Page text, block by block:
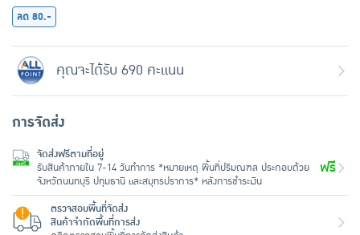
ลด 80.-
คุณจะได้รับ 690 คะแนน
การจัดส่ง
จัดส่งฟรีตามที่อยู่
รับสินค้าภายใน 7-14 วันทำการ *หมายเหตุ พื้นที่ปริมณฑล ประกอบด้วย
จังหวัดนนทบุรี ปทุมธานี และสมุทรปราการ* หลังการชำระเงิน
ฟรี
ตรวจสอบพื้นที่จัดส่ง
สินค้าจำกัดพื้นที่การส่ง